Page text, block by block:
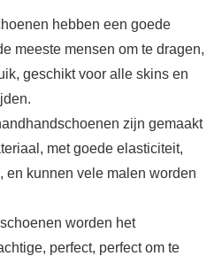
hebben een goede
meeste mensen om te dragen,
geschikt voor alle skins en
zijn gemaakt
met goede elasticiteit,
en kunnen vele malen worden
worden het
perfect, perfect om te